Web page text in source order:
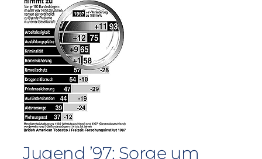
Jugend ’97: Sorge um